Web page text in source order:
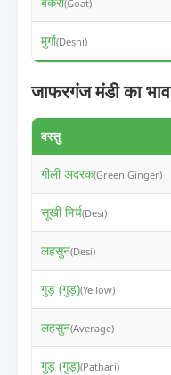
(Goat)
मुर्गा(Deshi)
जाफरगंज मंडी का भाव
वस्तु
गीली अदरक(Green Ginger)
सूखी मिर्च(Desi)
लहसुन(Desi)
गुड़ (गुड़)(Yellow)
लहसुन(Average)
गुड़ (गुड़)(Pathari)